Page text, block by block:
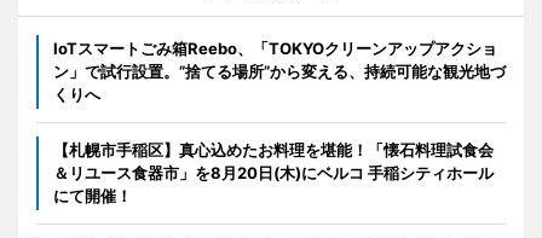
IoTスマートごみ箱Reebo、「TOKYOクリーンアップアクショ
ン」で試行設置。”捨てる場所”から変える、持続可能な観光地づ
くりへ
【札幌市手稲区】真心込めたお料理を堪能！「懐石料理試食会
＆リユース食器市」を8月20日(木)にベルコ 手稲シティホール
にて開催！